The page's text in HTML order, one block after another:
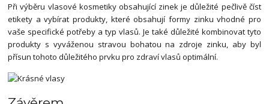
Při výběru vlasové kosmetiky obsahující zinek je důležité pečlivě číst
etikety a vybírat produkty, které obsahují formy zinku vhodné pro
vaše specifické potřeby a typ vlasů. Je také důležité kombinovat tyto
produkty s vyváženou stravou bohatou na zdroje zinku, aby byl
přísun tohoto důležitého prvku pro zdraví vlasů optimální.